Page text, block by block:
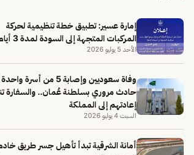
إمارة عسير: تطبيق خطة تنظيمية لحركة
المركبات المتجهة إلى السودة لمدة 3 أيام
الأحد 5 يوليو 2026
وفاة سعوديين وإصابة 5 من أسرة
حادث مروري بسلطنة عُمان.. والسفارة
إعادتهم إلى المملكة
السبت 4 يوليو 2026
أمانة الشرقية تبدأ تأهيل جسر طريق